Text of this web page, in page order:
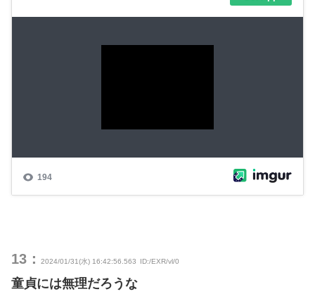
13： 2024/01/31(水) 16:42:56.563 ID:/EXR/vl/0
童貞には無理だろうな